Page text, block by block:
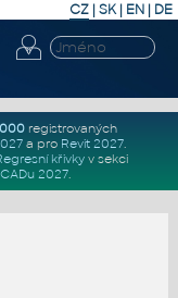
CZ | SK| EN | DE
registrovaných
a pro Revit 2027.
křivkyv sekci
2027.